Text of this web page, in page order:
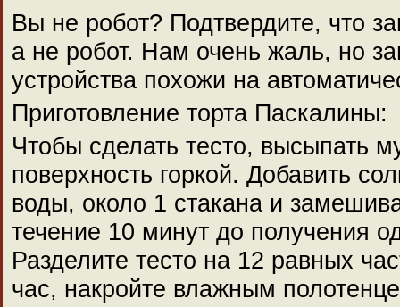
Вы не робот? Подтвердите, что
а не робот. Нам очень жаль, но
устройства похожи на
Приготовление торта Паскалины:
Чтобы сделать тесто, высыпать
поверхность горкой. Добавить
воды, около 1 стакана и
течение 10 минут до получения
Разделите тесто на 12 равных
час, накройте влажным